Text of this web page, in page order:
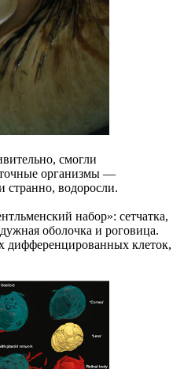
смогли
организмы —
странно, водоросли.
набор»: сетчатка,
оболочка и роговица.
дифференцированных клеток,